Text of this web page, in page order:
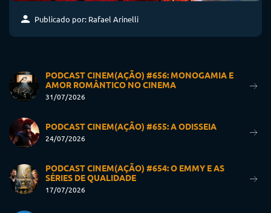
Publicado por: Rafael Arinelli
PODCAST CINEM(AÇÃO) #656: MONOGAMIA E
AMOR ROMÂNTICO NO CINEMA
31/07/2026
PODCAST CINEM(AÇÃO) #655: A ODISSEIA
24/07/2026
PODCAST CINEM(AÇÃO) #654: O EMMY E AS
SÉRIES DE QUALIDADE
17/07/2026